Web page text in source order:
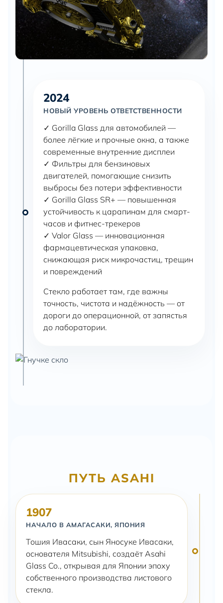
2024
НОВЫЙ УРОВЕНЬ ОТВЕТСТВЕННОСТИ
✓ Gorilla Glass для автомобилей —
более лёгкие и прочные окна, а также
современные внутренние дисплеи
✓ Фильтры для бензиновых
двигателей, помогающие снизить
выбросы без потери эффективности
✓ Gorilla Glass SR+ — повышенная
устойчивость к царапинам для смарт-
часов и фитнес-трекеров
✓ Valor Glass — инновационная
фармацевтическая упаковка,
снижающая риск микрочастиц, трещин
и повреждений
Стекло работает там, где важны
точность, чистота и надёжность — от
дороги до операционной, от запястья
до лаборатории.
ПУТЬ ASAHI
1907
НАЧАЛО В АМАГАСАКИ, ЯПОНИЯ
Тошия Ивасаки, сын Яносуке Ивасаки,
основателя Mitsubishi, создаёт Asahi
Glass Co., открывая для Японии эпоху
собственного производства листового
стекла.